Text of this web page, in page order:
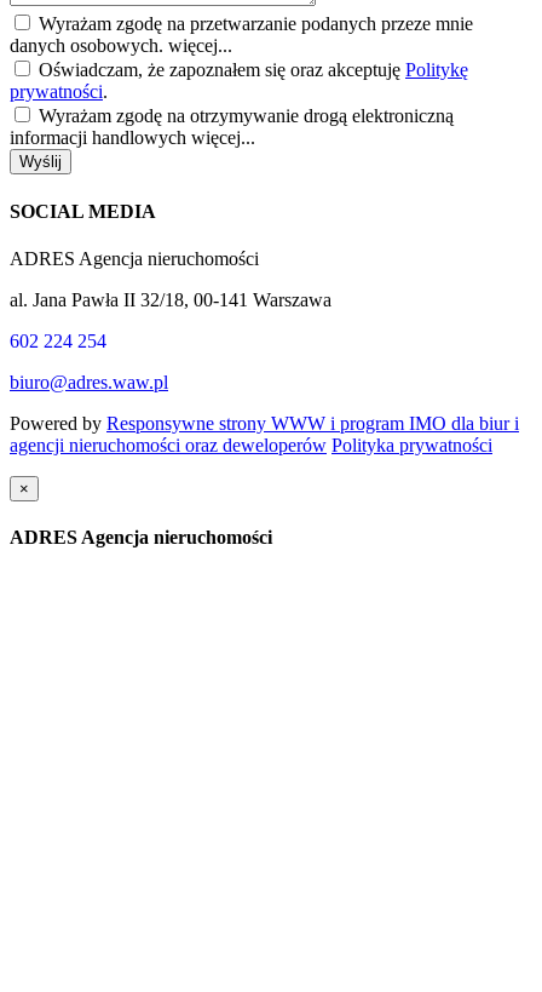
Wyrażam zgodę na przetwarzanie podanych przeze mnie
danych osobowych. więcej...
Oświadczam, że zapoznałem się oraz akceptuję Politykę
prywatności.
Wyrażam zgodę na otrzymywanie drogą elektroniczną
informacji handlowych więcej...
Wyślij
SOCIAL MEDIA
ADRES Agencja nieruchomości
al. Jana Pawła II 32/18, 00-141 Warszawa
602 224 254
biuro@adres.waw.pl
Powered by Responsywne strony WWW i program IMO dla biur i
agencji nieruchomości oraz deweloperów Polityka prywatności
×
ADRES Agencja nieruchomości